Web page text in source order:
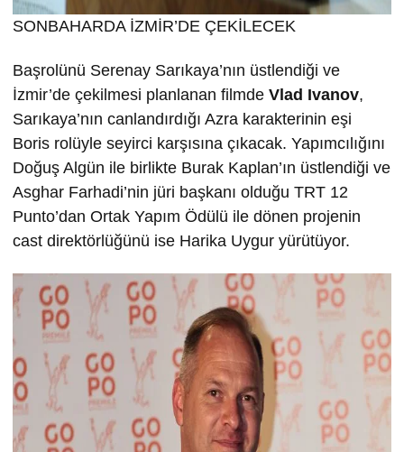
SONBAHARDA İZMİR’DE ÇEKİLECEK
Başrolünü Serenay Sarıkaya’nın üstlendiği ve
İzmir’de çekilmesi planlanan filmde Vlad Ivanov,
Sarıkaya’nın canlandırdığı Azra karakterinin eşi
Boris rolüyle seyirci karşısına çıkacak. Yapımcılığını
Doğuş Algün ile birlikte Burak Kaplan’ın üstlendiği ve
Asghar Farhadi’nin jüri başkanı olduğu TRT 12
Punto’dan Ortak Yapım Ödülü ile dönen projenin
cast direktörlüğünü ise Harika Uygur yürütüyor.